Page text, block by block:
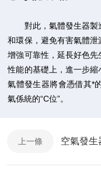
對此，氣體發生器製
和環保，避免有害氣體泄
增強可靠性，延長好色
性能的基礎上，進一步縮
氣體發生器將會憑借其*
氣係統的“C位”。
上一條 空氣發生